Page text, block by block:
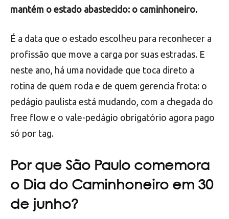
mantém o estado abastecido: o caminhoneiro.
É a data que o estado escolheu para reconhecer a
profissão que move a carga por suas estradas. E
neste ano, há uma novidade que toca direto a
rotina de quem roda e de quem gerencia frota: o
pedágio paulista está mudando, com a chegada do
free flow e o vale-pedágio obrigatório agora pago
só por tag.
Por que São Paulo comemora
o Dia do Caminhoneiro em 30
de junho?